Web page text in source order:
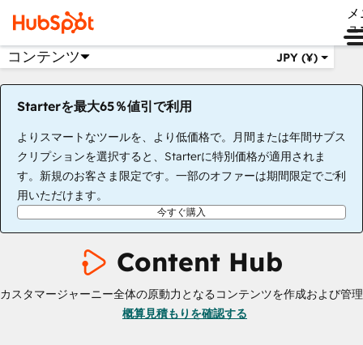
ュ
コンテンツ JPY (¥)
Starterを最大65％値引で利用
よりスマートなツールを、より低価格で。月間または年間サブス
クリプションを選択すると、Starterに特別価格が適用されま
す。新規のお客さま限定です。一部のオファーは期間限定でご利
用いただけます。
今すぐ購入
Content Hub
カスタマージャーニー全体の原動力となるコンテンツを作成および管理
概算見積もりを確認する